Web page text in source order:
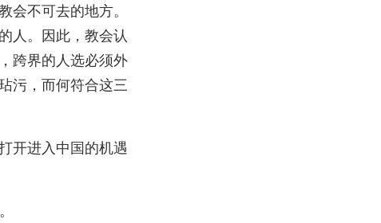
不可去的地方。
人。因此，教会认
跨界的人选必须外
污，而何符合这三
开进入中国的机遇